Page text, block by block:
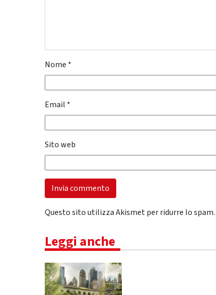
Nome *
Email *
Sito web
Questo sito utilizza Akismet per ridurre lo spam.
Leggi anche